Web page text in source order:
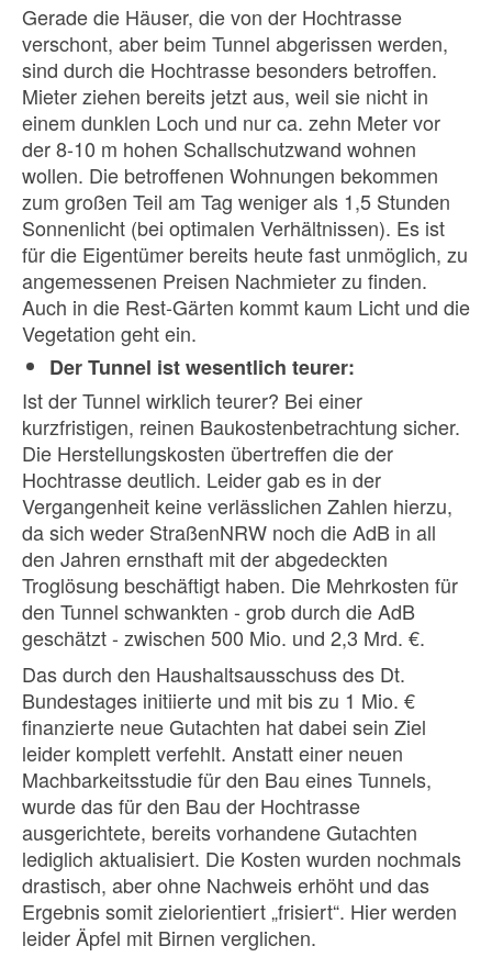
Gerade die Häuser, die von der Hochtrasse
verschont, aber beim Tunnel abgerissen werden,
sind durch die Hochtrasse besonders betroffen.
Mieter ziehen bereits jetzt aus, weil sie nicht in
einem dunklen Loch und nur ca. zehn Meter vor
der 8-10 m hohen Schallschutzwand wohnen
wollen. Die betroffenen Wohnungen bekommen
zum großen Teil am Tag weniger als 1,5 Stunden
Sonnenlicht (bei optimalen Verhältnissen). Es ist
für die Eigentümer bereits heute fast unmöglich, zu
angemessenen Preisen Nachmieter zu finden.
Auch in die Rest-Gärten kommt kaum Licht und die
Vegetation geht ein.
Der Tunnel ist wesentlich teurer:
Ist der Tunnel wirklich teurer? Bei einer
kurzfristigen, reinen Baukostenbetrachtung sicher.
Die Herstellungskosten übertreffen die der
Hochtrasse deutlich. Leider gab es in der
Vergangenheit keine verlässlichen Zahlen hierzu,
da sich weder StraßenNRW noch die AdB in all
den Jahren ernsthaft mit der abgedeckten
Troglösung beschäftigt haben. Die Mehrkosten für
den Tunnel schwankten - grob durch die AdB
geschätzt - zwischen 500 Mio. und 2,3 Mrd. €.
Das durch den Haushaltsausschuss des Dt.
Bundestages initiierte und mit bis zu 1 Mio. €
finanzierte neue Gutachten hat dabei sein Ziel
leider komplett verfehlt. Anstatt einer neuen
Machbarkeitsstudie für den Bau eines Tunnels,
wurde das für den Bau der Hochtrasse
ausgerichtete, bereits vorhandene Gutachten
lediglich aktualisiert. Die Kosten wurden nochmals
drastisch, aber ohne Nachweis erhöht und das
Ergebnis somit zielorientiert „frisiert“. Hier werden
leider Äpfel mit Birnen verglichen.